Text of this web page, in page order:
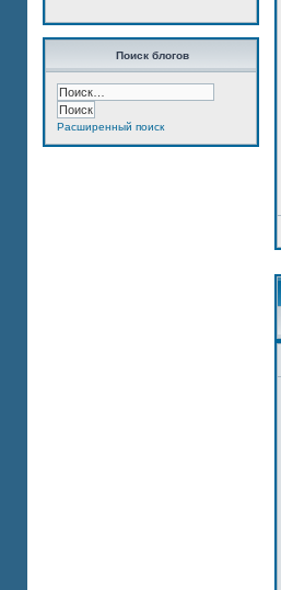
Поиск блогов
Расширенный поиск